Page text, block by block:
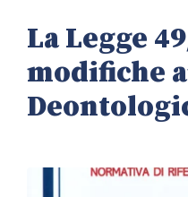
La Legge
modifiche